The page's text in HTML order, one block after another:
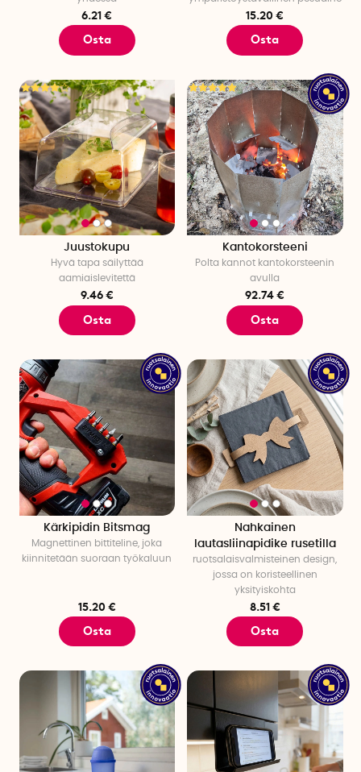
6.21 €
Osta
15.20 €
Osta
Juustokupu
Hyvä tapa säilyttää
aamiaislevitettä
9.46 €
Osta
Kantokorsteeni
Polta kannot kantokorsteenin
avulla
92.74 €
Osta
Kärkipidin Bitsmag
Magnettinen bittiteline, joka
kiinnitetään suoraan työkaluun
15.20 €
Osta
Nahkainen
lautasliinapidike rusetilla
ruotsalaisvalmisteinen design,
jossa on koristeellinen
yksityiskohta
8.51 €
Osta